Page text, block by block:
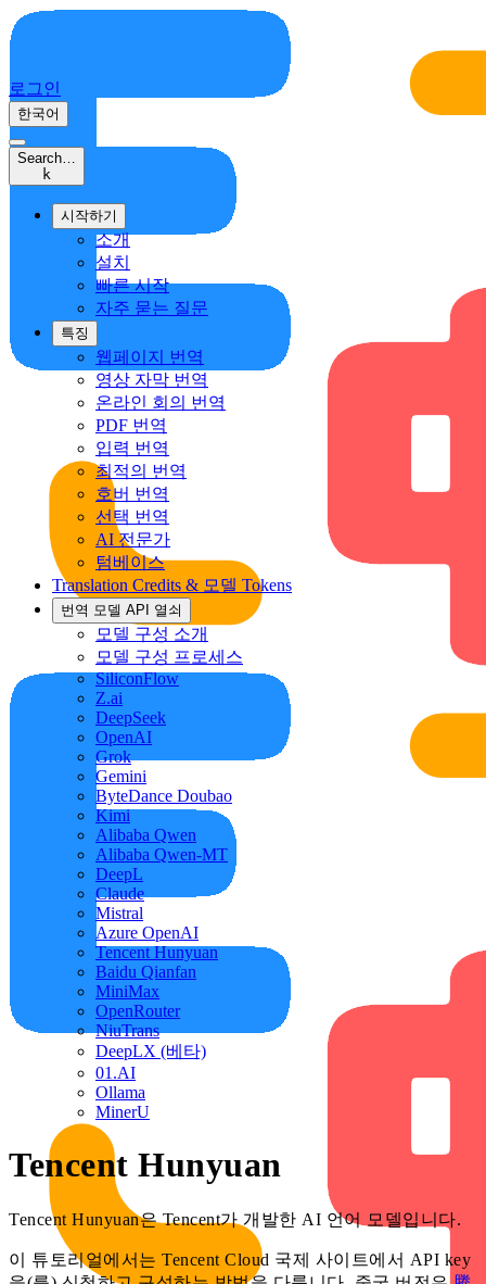
로그인
한국어
Search…
k
시작하기
소개
설치
빠른 시작
자주 묻는 질문
특징
웹페이지 번역
영상 자막 번역
온라인 회의 번역
PDF 번역
입력 번역
최적의 번역
호버 번역
선택 번역
AI 전문가
텀베이스
Translation Credits & 모델 Tokens
번역 모델 API 열쇠
모델 구성 소개
모델 구성 프로세스
SiliconFlow
Z.ai
DeepSeek
OpenAI
Grok
Gemini
ByteDance Doubao
Kimi
Alibaba Qwen
Alibaba Qwen-MT
DeepL
Claude
Mistral
Azure OpenAI
Tencent Hunyuan
Baidu Qianfan
MiniMax
OpenRouter
NiuTrans
DeepLX (베타)
01.AI
Ollama
MinerU
Tencent Hunyuan
Tencent Hunyuan은 Tencent가 개발한 AI 언어 모델입니다.
이 튜토리얼에서는 Tencent Cloud 국제 사이트에서 API key